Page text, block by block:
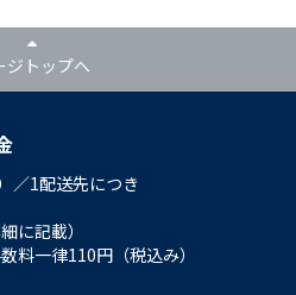
ジトップへ
／1配送先につき
に記載）
料一律110円（税込み）